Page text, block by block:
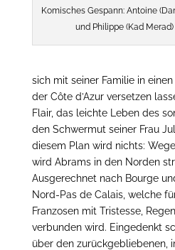
Komisches Gespann: Antoine
und Philippe (Kad Merad)
sich mit seiner Familie in
der Côte d’Azur versetzen
Flair, das leichte Leben des
den Schwermut seiner Frau
diesem Plan wird nichts:
wird Abrams in den Norden
Ausgerechnet nach Bourge
Nord-Pas de Calais, welche
Franzosen mit Tristesse,
verbunden wird. Eingedenkt
über den zurückgebliebenen,